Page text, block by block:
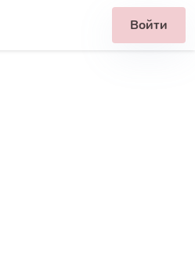
Войти